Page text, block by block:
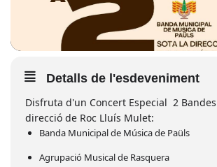
Detalls de l'esdeveniment
Disfruta d'un Concert Especial 2
direcció de Roc Lluís Mulet:
Banda Municipal de Música de Paüls
Agrupació Musical de Rasquera